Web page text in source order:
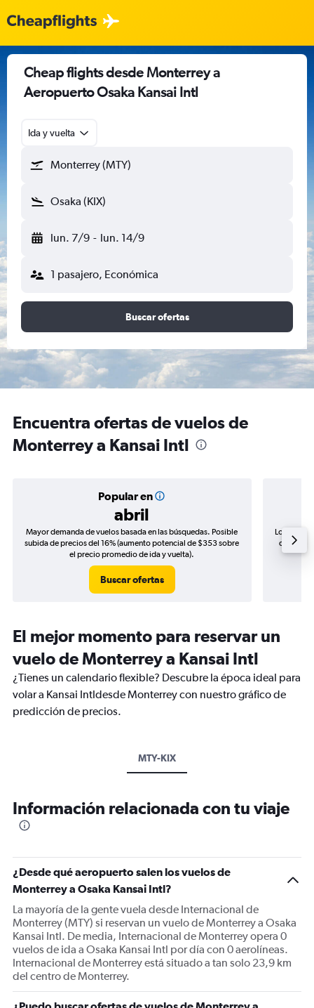
Cheap flights desde Monterrey a
Aeropuerto Osaka Kansai Intl
Ida y vuelta
Monterrey (MTY)
Osaka (KIX)
lun. 7/9 - lun. 14/9
1 pasajero, Económica
Buscar ofertas
Encuentra ofertas de vuelos de
Monterrey a Kansai Intl
Popular en
abril
Mayor demanda de vuelos basada en las búsquedas. Posible
subida de precios del 16% (aumento potencial de $353 sobre
el precio promedio de ida y vuelta).
Buscar ofertas
Los
de
El mejor momento para reservar un
vuelo de Monterrey a Kansai Intl
¿Tienes un calendario flexible? Descubre la época ideal para
volar a Kansai Intldesde Monterrey con nuestro gráfico de
predicción de precios.
MTY-KIX
Información relacionada con tu viaje
¿Desde qué aeropuerto salen los vuelos de
Monterrey a Osaka Kansai Intl?
La mayoría de la gente vuela desde Internacional de
Monterrey (MTY) si reservan un vuelo de Monterrey a Osaka
Kansai Intl. De media, Internacional de Monterrey opera 0
vuelos de ida a Osaka Kansai Intl por día con 0 aerolíneas.
Internacional de Monterrey está situado a tan solo 23,9 km
del centro de Monterrey.